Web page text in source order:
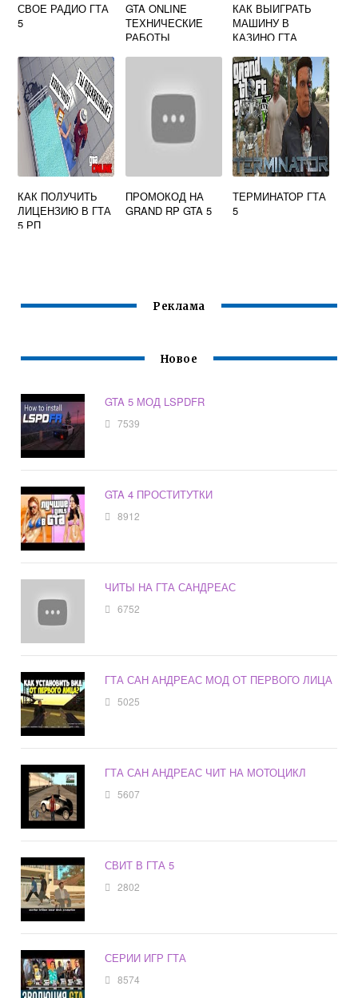
СВОЕ РАДИО ГТА
5
GTA ONLINE
ТЕХНИЧЕСКИЕ
РАБОТЫ
КАК ВЫИГРАТЬ
МАШИНУ В
КАЗИНО ГТА
КАК ПОЛУЧИТЬ
ЛИЦЕНЗИЮ В ГТА
5 РП
ПРОМОКОД НА
GRAND RP GTA 5
ТЕРМИНАТОР ГТА
5
Реклама
Новое
GTA 5 МОД LSPDFR
7539
GTA 4 ПРОСТИТУТКИ
8912
ЧИТЫ НА ГТА САНДРЕАС
6752
ГТА САН АНДРЕАС МОД ОТ ПЕРВОГО ЛИЦА
5025
ГТА САН АНДРЕАС ЧИТ НА МОТОЦИКЛ
5607
СВИТ В ГТА 5
2802
СЕРИИ ИГР ГТА
8574